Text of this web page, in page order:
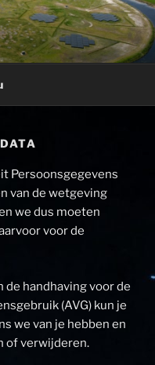
Persoonsgegevens
van de wetgeving
we dus moeten
voor de
de handhaving voor de
(AVG) kun je
we van je hebben en
of verwijderen.